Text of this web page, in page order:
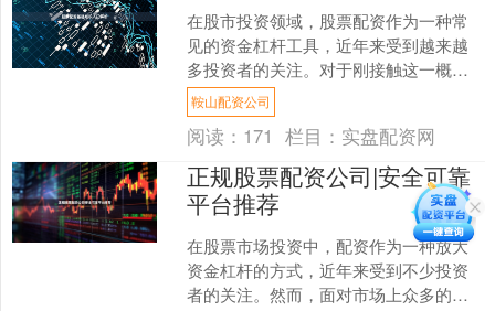
在股市投资领域，股票配资作为一种常
见的资金杠杆工具，近年来受到越来越
多投资者的关注。对于刚接触这一概念
的投资者而言，理解股票配资的基本原
理、操作流程及风险控制，....
鞍山配资公司
阅读： 171 栏目： 实盘配资网
正规股票配资公司|安全可靠
平台推荐
在股票市场投资中，配资作为一种放大
资金杠杆的方式，近年来受到不少投资
者的关注。然而，面对市场上众多的配